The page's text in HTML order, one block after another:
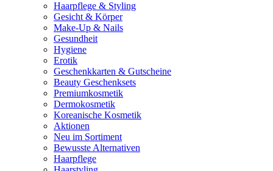
Haarpflege & Styling
Gesicht & Körper
Make-Up & Nails
Gesundheit
Hygiene
Erotik
Geschenkkarten & Gutscheine
Beauty Geschenksets
Premiumkosmetik
Dermokosmetik
Koreanische Kosmetik
Aktionen
Neu im Sortiment
Bewusste Alternativen
Haarpflege